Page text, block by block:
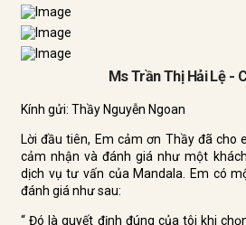
Ms Trần Thị Hải Lệ -
Kính gửi: Thầy Nguyễn Ngoan
Lời đầu tiên, Em cảm ơn Thầy đã cho
cảm nhận và đánh giá như một
dịch vụ tư vấn của Mandala. Em có
đánh giá như sau:
“ Đó là quyết định đúng của tôi khi